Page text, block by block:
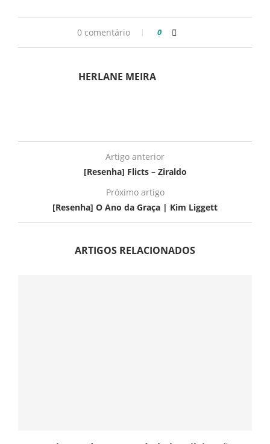
0 comentário 0
HERLANE MEIRA
Artigo anterior
[Resenha] Flicts – Ziraldo
Próximo artigo
[Resenha] O Ano da Graça | Kim Liggett
ARTIGOS RELACIONADOS